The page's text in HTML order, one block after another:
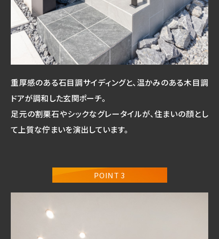
重厚感のある石目調サイディングと、温かみのある木目調
ドアが調和した玄関ポーチ。
足元の割栗石やシックなグレータイルが、住まいの顔とし
て上質な佇まいを演出しています。
POINT 3